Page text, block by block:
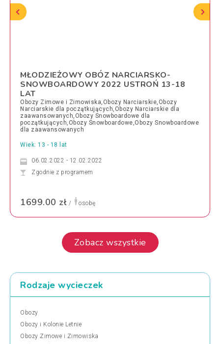
MŁODZIEŻOWY OBÓZ NARCIARSKO-
SNOWBOARDOWY 2022 USTROŃ 13-18
LAT
Obozy Zimowe i Zimowiska,Obozy Narciarskie,Obozy
Narciarskie dla początkujących,Obozy Narciarskie dla
zaawansowanych,Obozy Snowboardowe dla
początkujących,Obozy Snowboardowe,Obozy Snowboardowe
dla zaawansowanych
Wiek: 13 - 18 lat
06.02.2022 - 12.02.2022
Zgodnie z programem
1699.00 zł / osobę
Zobacz wszystkie
Rodzaje wycieczek
Obozy
Obozy i Kolonie Letnie
Obozy Zimowe i Zimowiska